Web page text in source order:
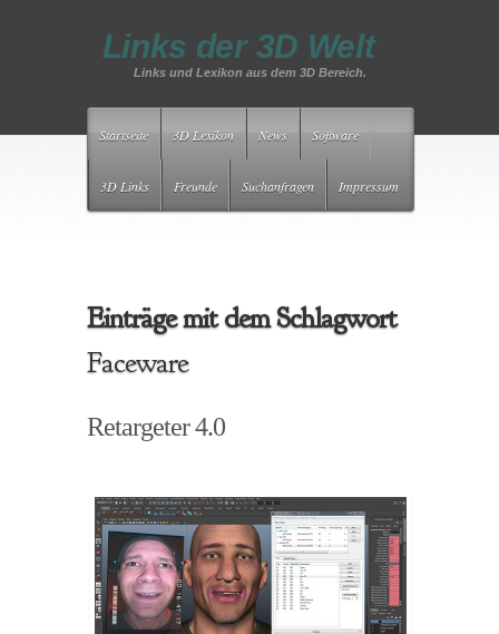
Links der 3D Welt
Links und Lexikon aus dem 3D Bereich.
Startseite 3D Lexikon News Software
3D Links Freunde Suchanfragen Impressum
Einträge mit dem Schlagwort
Faceware
Retargeter 4.0